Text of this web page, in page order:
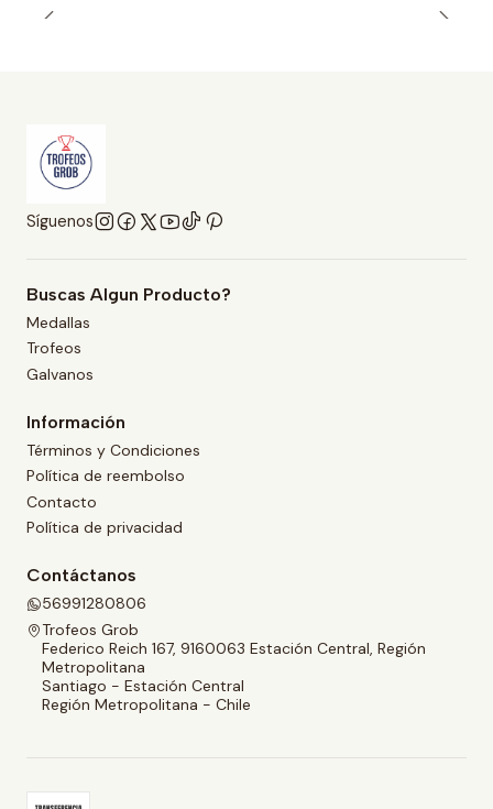
Síguenos
Buscas Algun Producto?
Medallas
Trofeos
Galvanos
Información
Términos y Condiciones
Política de reembolso
Contacto
Política de privacidad
Contáctanos
56991280806
Trofeos Grob
Federico Reich 167, 9160063 Estación Central, Región
Metropolitana
Santiago - Estación Central
Región Metropolitana - Chile